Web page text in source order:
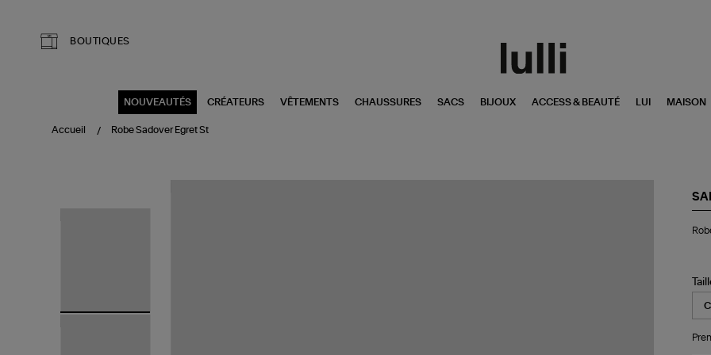
BOUTIQUES
NOUVEAUTÉS CRÉATEURS VÊTEMENTS CHAUSSURES SACS BIJOUX ACCESS & BEAUTÉ LUI MAISON
Accueil Robe Sadover Egret St